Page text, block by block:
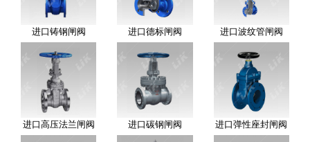
进口铸钢闸阀 进口德标闸阀 进口波纹管闸阀
进口高压法兰闸阀 进口碳钢闸阀 进口弹性座封闸阀